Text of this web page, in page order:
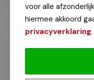
voor alle
hiermee akkoord
privacyverklaring.
Rechtswinkel
vastlijmen
blokkeren,